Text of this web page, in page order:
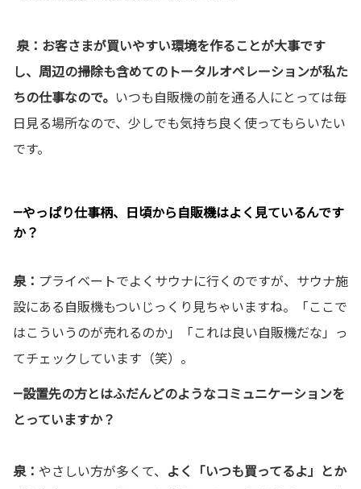
泉：お客さまが買いやすい環境を作ることが大事です
し、周辺の掃除も含めてのトータルオペレーションが私た
ちの仕事なので。 いつも自販機の前を通る人にとっては毎
日見る場所なので、少しでも気持ち良く使ってもらいたい
です。
—やっぱり仕事柄、日頃から自販機はよく見ているんです
か？
泉： プライベートでよくサウナに行くのですが、サウナ施
設にある自販機もついじっくり見ちゃいますね。「ここで
はこういうのが売れるのか」「これは良い自販機だな」っ
てチェックしています（笑）。
—設置先の方とはふだんどのようなコミュニケーションを
とっていますか？
泉： やさしい方が多くて、
よく「いつも買ってるよ」とか